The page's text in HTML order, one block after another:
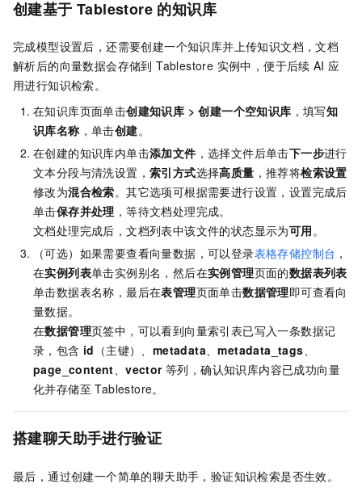
创建基于 Tablestore 的知识库
完成模型设置后，还需要创建一个知识库并上传知识文档，文档
解析后的向量数据会存储到 Tablestore 实例中，便于后续 AI 应
用进行知识检索。
在知识库页面单击创建知识库 >创建一个空知识库 ，填写知
识库名称 ，单击创建。
在创建的知识库内单击添加文件 ，选择文件后单击下一步进行
文本分段与清洗设置， 索引方式选择高质量 ，推荐将检索设置
修改为混合检索。其它选项可根据需要进行设置，设置完成后
单击保存并处理 ，等待文档处理完成。
文档处理完成后，文档列表中该文件的状态显示为可用。
（可选）如果需要查看向量数据，可以登录表格存储控制台 ，
在实例列表单击实例别名，然后在实例管理页面的数据表列表
单击数据表名称，最后在表管理页面单击数据管理即可查看向
量数据。
在数据管理页签中，可以看到向量索引表已写入一条数据记
录，包含 id （主键）、 metadata、metadata_tags、
page_content、vector等列，确认知识库内容已成功向量
化并存储至 Tablestore。
搭建聊天助手进行验证
最后，通过创建一个简单的聊天助手，验证知识检索是否生效。